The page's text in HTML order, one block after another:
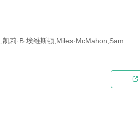
莉·B·埃维斯顿,Miles·McMahon,Sam
